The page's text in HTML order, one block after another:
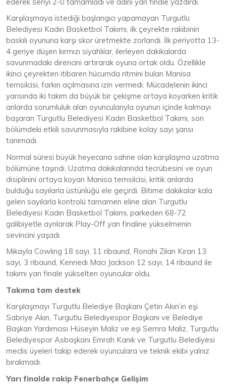
Karşılaşmaya istediği başlangıcı yapamayan Turgutlu
Belediyesi Kadın Basketbol Takımı, ilk çeyrekte rakibinin
baskılı oyununa karşı skor üretmekte zorlandı. İlk periyotta 13-
4 geriye düşen kırmızı siyahlılar, ilerleyen dakikalarda
savunmadaki direncini artırarak oyuna ortak oldu. Özellikle
ikinci çeyrekten itibaren hücumda ritmini bulan Manisa
temsilcisi, farkın açılmasına izin vermedi. Mücadelenin ikinci
yarısında iki takım da büyük bir çekişme ortaya koyarken kritik
anlarda sorumluluk alan oyuncularıyla oyunun içinde kalmayı
başaran Turgutlu Belediyesi Kadın Basketbol Takımı, son
bölümdeki etkili savunmasıyla rakibine kolay sayı şansı
tanımadı.
Normal süresi büyük heyecana sahne olan karşılaşma uzatma
bölümüne taşındı. Uzatma dakikalarında tecrübesini ve oyun
disiplinini ortaya koyan Manisa temsilcisi, kritik anlarda
bulduğu sayılarla üstünlüğü ele geçirdi. Bitime dakikalar kala
gelen sayılarla kontrolü tamamen eline alan Turgutlu
Belediyesi Kadın Basketbol Takımı, parkeden 68-72
galibiyetle ayrılarak Play-Off yarı finaline yükselmenin
sevincini yaşadı.
Mıkayla Cowlıng 18 sayı, 11 ribaund, Ronahi Zilan Kıran 13
sayı, 3 ribaund, Kennedı Macı Jackson 12 sayı, 14 ribaund ile
takımı yarı finale yükselten oyuncular oldu.
Takıma tam destek
Karşılaşmayı Turgutlu Belediye Başkanı Çetin Akın’ın eşi
Sabriye Akın, Turgutlu Belediyespor Başkanı ve Belediye
Başkan Yardımcısı Hüseyin Maliz ve eşi Semra Maliz, Turgutlu
Belediyespor Asbaşkanı Emrah Kanık ve Turgutlu Belediyesi
meclis üyeleri takip ederek oyunculara ve teknik ekibi yalnız
bırakmadı.
Yarı finalde rakip Fenerbahçe Gelişim